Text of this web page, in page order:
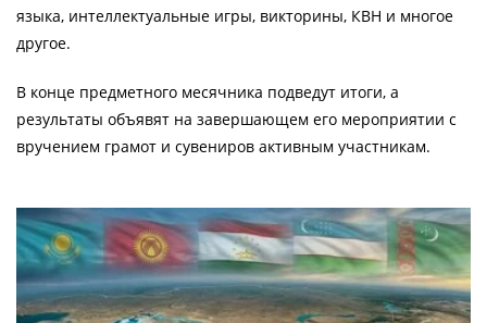
языка, интеллектуальные игры, викторины, КВН и многое
другое.
В конце предметного месячника подведут итоги, а
результаты объявят на завершающем его мероприятии с
вручением грамот и сувениров активным участникам.